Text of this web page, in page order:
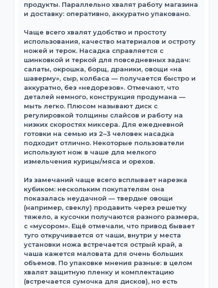
продукты. Параллельно хвалят работу магазина
и доставку: оперативно, аккуратно упаковано.
Чаще всего хвалят удобство и простоту
использования, качество материалов и остроту
ножей и терок. Насадка справляется с
шинковкой и теркой для повседневных задач:
салаты, окрошка, борщ, драники, овощи «на
шаверму», сыр, колбаса — получается быстро и
аккуратно, без «недорезов». Отмечают, что
деталей немного, конструкция продумана —
мыть легко. Плюсом называют диск с
регулировкой толщины слайсов и работу на
низких скоростях миксера. Для ежедневной
готовки на семью из 2–3 человек насадка
подходит отлично. Некоторые пользователи
используют нож в чаше для мелкого
измельчения курицы/мяса и орехов.
Из замечаний чаще всего всплывает нарезка
кубиком: нескольким покупателям она
показалась неудачной — твердые овощи
(например, свеклу) продавить через решетку
тяжело, а кусочки получаются разного размера,
с «мусором». Ещё отмечали, что привод бывает
туго откручивается от чаши, внутри у места
установки ножа встречается острый край, а
чаша кажется маловата для очень больших
объемов. По упаковке мнения разные: в целом
хвалят защитную пленку и комплектацию
(встречается сумочка для дисков), но есть